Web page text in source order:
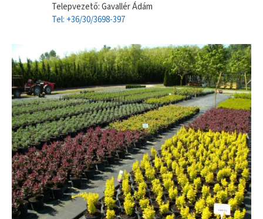
Telepvezető: Gavallér Ádám
Tel: +36/30/3698-397